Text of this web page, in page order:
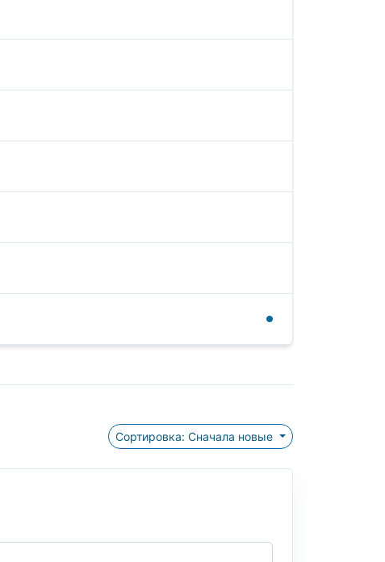
Сортировка: Сначала новые